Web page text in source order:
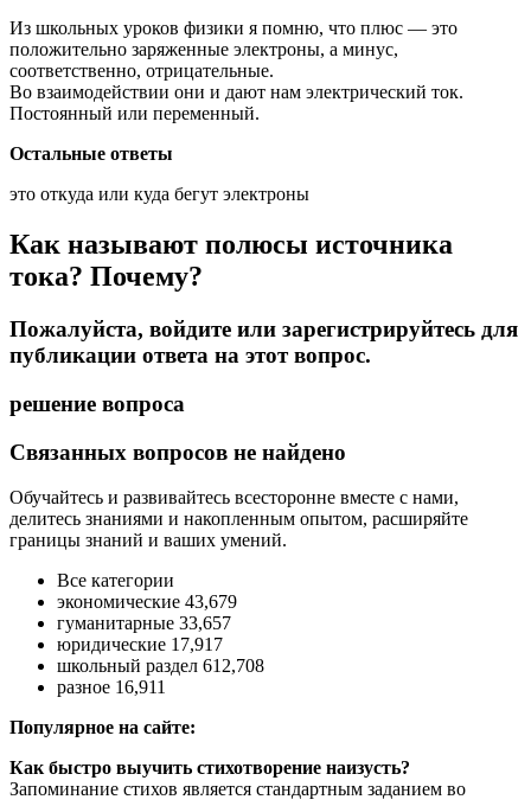
Из школьных уроков физики я помню, что плюс — это
положительно заряженные электроны, а минус,
соответственно, отрицательные.
Во взаимодействии они и дают нам электрический ток.
Постоянный или переменный.
Остальные ответы
это откуда или куда бегут электроны
Как называют полюсы источника
тока? Почему?
Пожалуйста, войдите или зарегистрируйтесь для
публикации ответа на этот вопрос.
решение вопроса
Связанных вопросов не найдено
Обучайтесь и развивайтесь всесторонне вместе с нами,
делитесь знаниями и накопленным опытом, расширяйте
границы знаний и ваших умений.
Все категории
экономические 43,679
гуманитарные 33,657
юридические 17,917
школьный раздел 612,708
разное 16,911
Популярное на сайте:
Как быстро выучить стихотворение наизусть?
Запоминание стихов является стандартным заданием во